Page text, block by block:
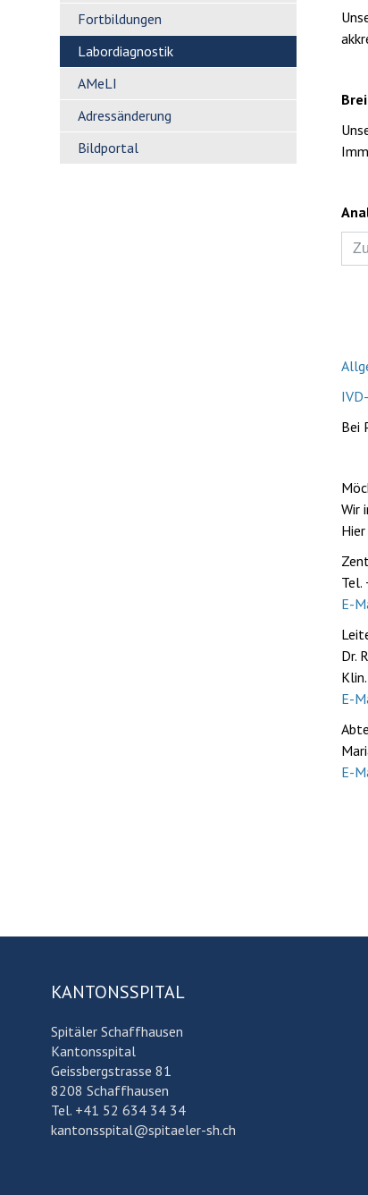
Fortbildungen
Labordiagnostik
AMeLI
Adressänderung
Bildportal
Bei
Wir
E-
Dr.
E-
E-
KANTONSSPITAL
Spitäler Schaffhausen
Kantonsspital
Geissbergstrasse 81
8208 Schaffhausen
Tel. +41 52 634 34 34
kantonsspital@spitaeler-sh.ch